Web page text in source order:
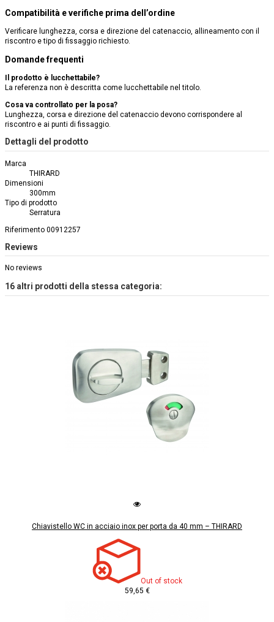
Compatibilità e verifiche prima dell’ordine
Verificare lunghezza, corsa e direzione del catenaccio, allineamento con il
riscontro e tipo di fissaggio richiesto.
Domande frequenti
Il prodotto è lucchettabile?
La referenza non è descritta come lucchettabile nel titolo.
Cosa va controllato per la posa?
Lunghezza, corsa e direzione del catenaccio devono corrispondere al
riscontro e ai punti di fissaggio.
Dettagli del prodotto
Marca
THIRARD
Dimensioni
300mm
Tipo di prodotto
Serratura
Riferimento 00912257
Reviews
No reviews
16 altri prodotti della stessa categoria:
Chiavistello WC in acciaio inox per porta da 40 mm – THIRARD
Out of stock
59,65 €